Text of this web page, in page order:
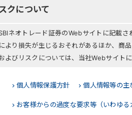
クについて
ネオトレード証券のWebサイトに記載
により損失が生じるおそれがあるほか、商
よびリスクについては、当社Webサイト
個人情報保護方針 個人情報等の主
お客様からの過度な要求等（いわゆ